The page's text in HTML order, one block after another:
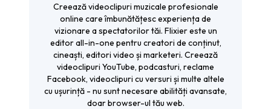
Creează videoclipuri muzicale profesionale
online care îmbunătățesc experiența de
vizionare a spectatorilor tăi. Flixier este un
editor all-in-one pentru creatori de conținut,
cineaști, editori video și marketeri. Creează
videoclipuri YouTube, podcasturi, reclame
Facebook, videoclipuri cu versuri și multe altele
cu ușurință - nu sunt necesare abilități avansate,
doar browser-ul tău web.